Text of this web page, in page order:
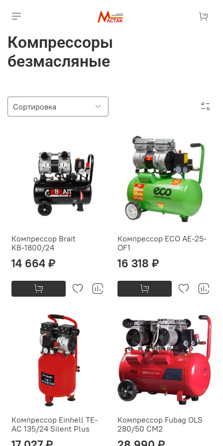
Компрессоры
безмасляные
Компрессор Brait
KВ-1800/24
14 664 ₽
Компрессор ECO AE-25-
OF1
16 318 ₽
Компрессор Einhell TE-
AC 135/24 Silent Plus
Компрессор Fubag OLS
280/50 CM2